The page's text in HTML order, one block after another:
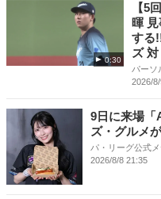
0:30
【5
暉
する
ズ
パーソ
2026/
9日に来場「
ズ・グルメ
パ・リーグ公式
2026/8/8 21:35